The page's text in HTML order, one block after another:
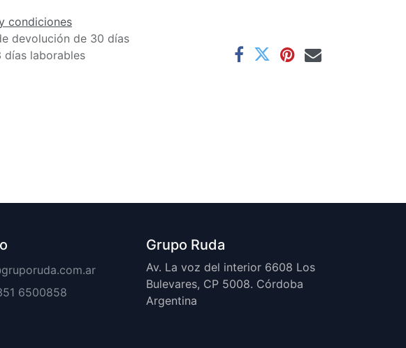
condiciones
devolución de 30 días
días laborables
6500858
Grupo Ruda
Av. La voz del interior 6608 Los
Bulevares, CP 5008. Córdoba
Argentina